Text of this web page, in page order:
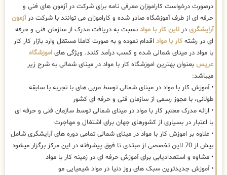
درصورت درخواست کاراموزان معرفی نامه برای شرکت در آزمون های فنی و
حرفه ای از طرف آموزشگاه صادر شده و کاراموزان می توانند با شرکت درآزمون
آرایشگری در لاین کار با مواد نسبت به دریافت مدرک از سازمان فنی و حرفه
ای در رشته کار با مواد اقدام نموده و به صورت کاملا مستقل وارد بازار کار کار
با مواد در مینای شمالی شده و کسب درآمد کنند. ویژگی های اموزشگاه
عریس بعنوان بهترین اموزشگاه کار با مواد در مینای شمالی به شرح زیر
میباشد:
• آموزش کار با مواد در مینای شمالی توسط مربی های با تجربه با سابقه
طولانی، با مجوز رسمی از سازمان فنی و حرفه ای کشور
• ارائه مدرک معتبر کار با مواد در مینای شمالی توسط سازمان فنی و حرفه ای
با اعتبار در بسیاری از کشورهای جهان برای اشتغال و مهاجرت
• علاوه بر اموزش کار با مواد در مینای شمالی تمامی دوره های آرایشگری شامل
بیش از 70 لاین تخصصی از مبتدی تا فوق پیشرفته در این مرکز برگزار میشود
• مشاوه و استعدادیابی برای آموزش حرفه ای در زمینه کار با مواد
• آموزش جدیدترین سبک های روز دنیا در مواد شیمیایی مو